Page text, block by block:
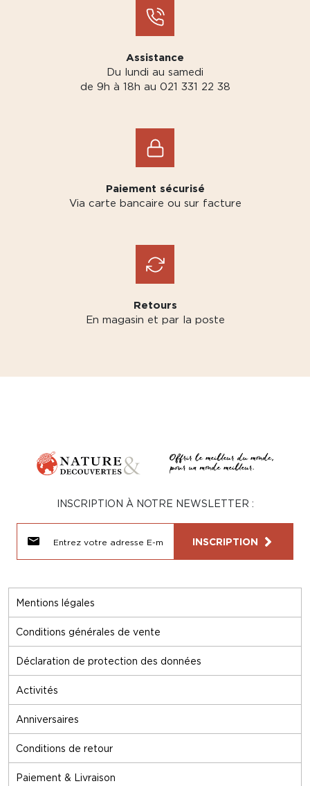
Assistance
Du lundi au samedi
de 9h à 18h au 021 331 22 38
Paiement sécurisé
Via carte bancaire ou sur facture
Retours
En magasin et par la poste
Mentions légales
Conditions générales de vente
Déclaration de protection des données
Activités
Anniversaires
Conditions de retour
Paiement & Livraison
INSCRIPTION À NOTRE NEWSLETTER :
INSCRIPTION